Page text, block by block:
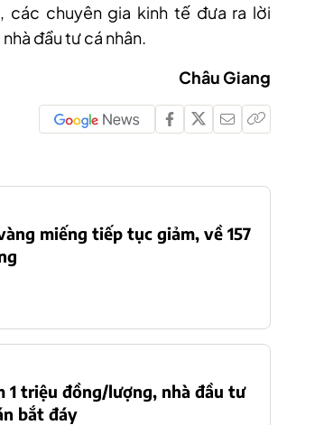
các chuyên gia kinh tế đưa ra lời
đầu tư cá nhân.
Châu Giang
miếng tiếp tục giảm, về 157
1 triệu đồng/lượng, nhà đầu tư
bắt đáy